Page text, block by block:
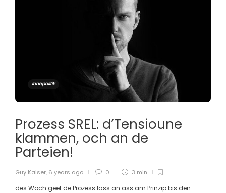
Innepolitik
Prozess SREL: d’Tensioune
klammen, och an de
Parteien!
Guy Kaiser, 6 years ago 0 3 min
dës Woch geet de Prozess lass an ass am Prinzip bis den